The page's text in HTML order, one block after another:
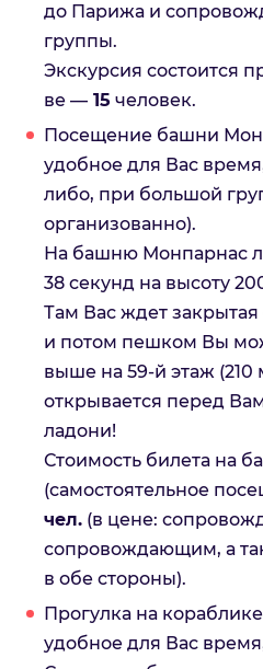
до Парижа и
группы.
Экскурсия состоится
ве — 15 человек.
Посещение башни
удобное для Вас
либо, при большой
организованно).
На башню Монпарнас
38 секунд на высоту
Там Вас ждет
и потом пешком Вы
выше на 59-й этаж (210
открывается перед
ладони!
Стоимость билета на
(самостоятельное
чел. (в цене:
сопровождающим, а
в обе стороны).
Прогулка на
удобное для Вас